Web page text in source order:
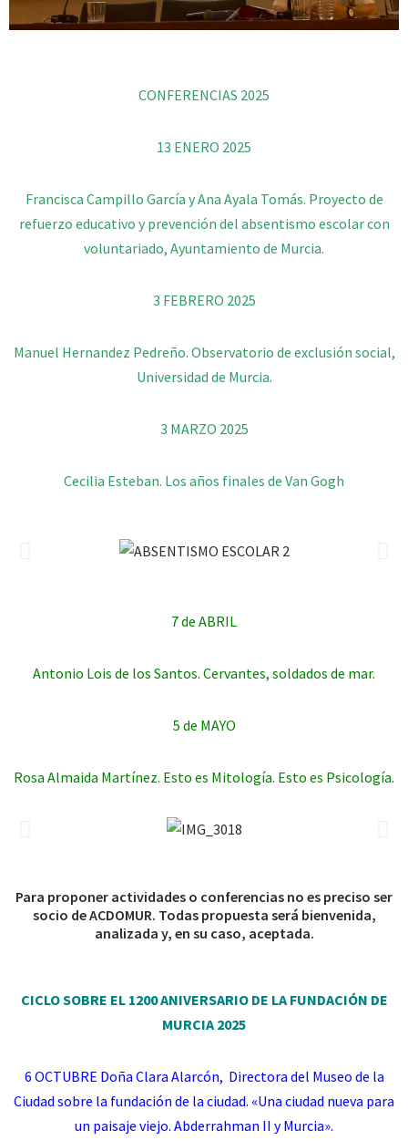
CONFERENCIAS 2025
13 ENERO 2025
Francisca Campillo García y Ana Ayala Tomás. Proyecto de
refuerzo educativo y prevención del absentismo escolar con
voluntariado, Ayuntamiento de Murcia.
3 FEBRERO 2025
Manuel Hernandez Pedreño. Observatorio de exclusión social,
Universidad de Murcia.
3 MARZO 2025
Cecilia Esteban. Los años finales de Van Gogh
7 de ABRIL
Antonio Lois de los Santos. Cervantes, soldados de mar.
5 de MAYO
Rosa Almaida Martínez. Esto es Mitología. Esto es Psicología.
Para proponer actividades o conferencias no es preciso ser
socio de ACDOMUR. Todas propuesta será bienvenida,
analizada y, en su caso, aceptada.
CICLO SOBRE EL 1200 ANIVERSARIO DE LA FUNDACIÓN DE
MURCIA 2025
6 OCTUBRE Doña Clara Alarcón, Directora del Museo de la
Ciudad sobre la fundación de la ciudad. «Una ciudad nueva para
un paisaje viejo. Abderrahman II y Murcia».